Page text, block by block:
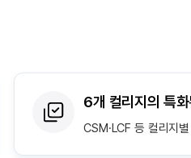
6개 컬리지의 특
CSM·LCF 등 컬리지